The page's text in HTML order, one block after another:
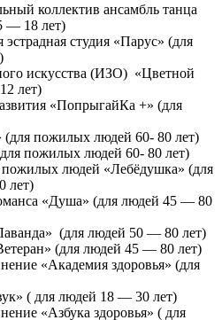
коллектив ансамбль танца
— 18 лет)
эстрадная студия «Парус» (для
искусства (ИЗО) «Цветной
лет)
«ПопрыгайКа +» (для
пожилых людей 60- 80 лет)
пожилых людей 60- 80 лет)
пожилых людей «Лебёдушка» (для
лет)
«Душа» (для людей 45 — 80
(для людей 50 — 80 лет)
(для людей 45 — 80 лет)
«Академия здоровья» (для
( для людей 18 — 30 лет)
«Азбука здоровья» ( для